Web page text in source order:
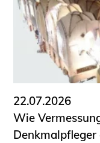
22.07.2026
Wie